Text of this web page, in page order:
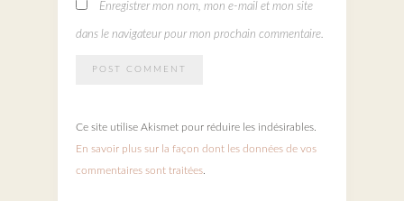
Enregistrer mon nom, mon e-mail et mon site
dans le navigateur pour mon prochain commentaire.
Ce site utilise Akismet pour réduire les indésirables.
En savoir plus sur la façon dont les données de vos
commentaires sont traitées